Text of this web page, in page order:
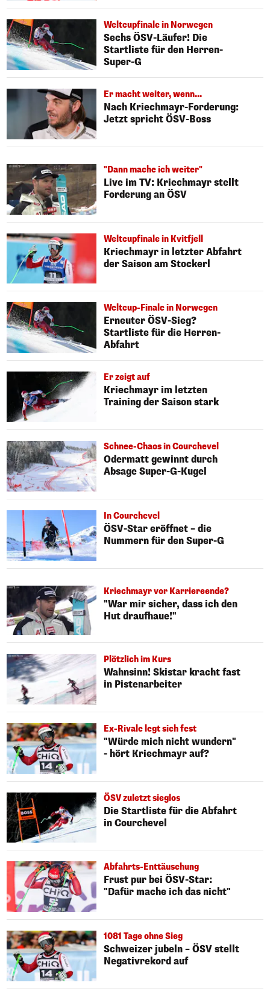
Weltcupfinale in Norwegen
Sechs ÖSV-Läufer! Die
Startliste für den Herren-
Super-G
Er macht weiter, wenn...
Nach Kriechmayr-Forderung:
Jetzt spricht ÖSV-Boss
"Dann mache ich weiter"
Live im TV: Kriechmayr stellt
Forderung an ÖSV
Weltcupfinale in Kvitfjell
Kriechmayr in letzter Abfahrt
der Saison am Stockerl
Weltcup-Finale in Norwegen
Erneuter ÖSV-Sieg?
Startliste für die Herren-
Abfahrt
Er zeigt auf
Kriechmayr im letzten
Training der Saison stark
Schnee-Chaos in Courchevel
Odermatt gewinnt durch
Absage Super-G-Kugel
In Courchevel
ÖSV-Star eröffnet – die
Nummern für den Super-G
Kriechmayr vor Karriereende?
"War mir sicher, dass ich den
Hut draufhaue!"
Plötzlich im Kurs
Wahnsinn! Skistar kracht fast
in Pistenarbeiter
Ex-Rivale legt sich fest
"Würde mich nicht wundern"
- hört Kriechmayr auf?
ÖSV zuletzt sieglos
Die Startliste für die Abfahrt
in Courchevel
Abfahrts-Enttäuschung
Frust pur bei ÖSV-Star:
"Dafür mache ich das nicht"
1081 Tage ohne Sieg
Schweizer jubeln – ÖSV stellt
Negativrekord auf